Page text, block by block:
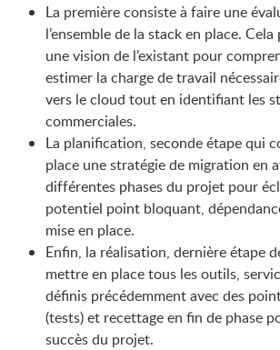
La première consiste à faire une
l’ensemble de la stack en place.
une vision de l’existant pour
estimer la charge de travail
vers le cloud tout en identifiant les
commerciales.
La planification, seconde étape qui
place une stratégie de migration en
différentes phases du projet pour
potentiel point bloquant,
mise en place.
Enfin, la réalisation, dernière étape
mettre en place tous les outils,
définis précédemment avec des
(tests) et recettage en fin de phase
succès du projet.